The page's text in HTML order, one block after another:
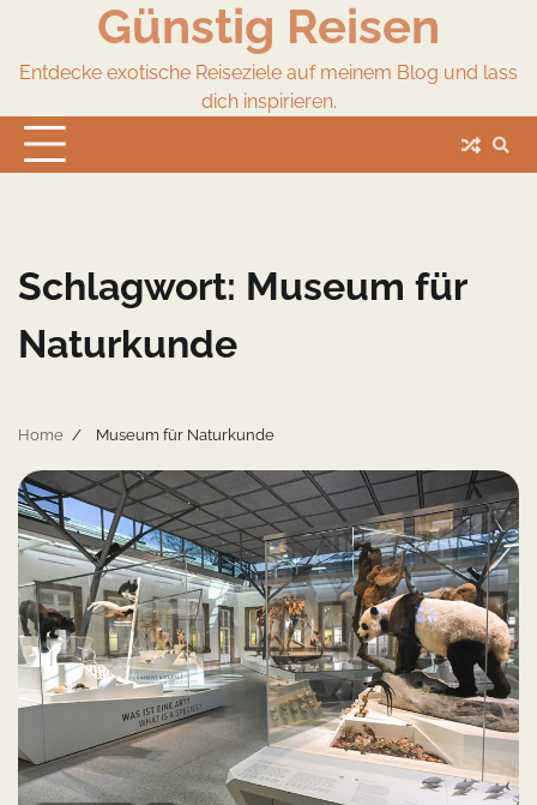
content
Günstig Reisen
Entdecke exotische Reiseziele auf meinem Blog und lass
dich inspirieren.
Schlagwort: Museum für
Naturkunde
Home Museum für Naturkunde